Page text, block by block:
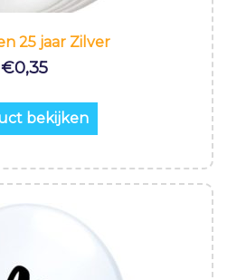
25 jaar Zilver
€0,35
bekijken